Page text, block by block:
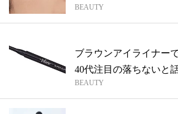
BEAUTY
ブラウンアイライナー
40代注目の落ちないと
テ...
BEAUTY